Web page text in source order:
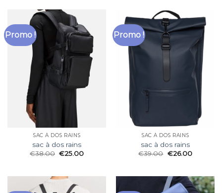
Promo !
SAC À DOS RAINS
sac à dos rains
€38.00 €25.00
Promo !
SAC À DOS RAINS
sac à dos rains
€39.00 €26.00